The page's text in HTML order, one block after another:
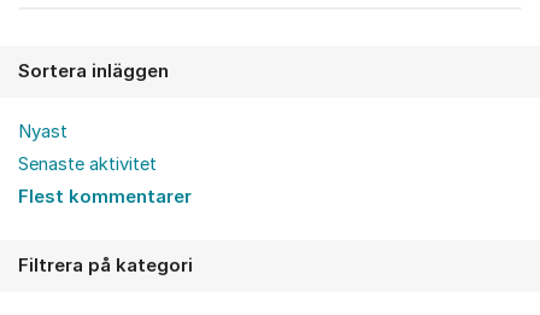
Sortera inläggen
Nyast
Senaste aktivitet
Flest kommentarer
Filtrera på kategori